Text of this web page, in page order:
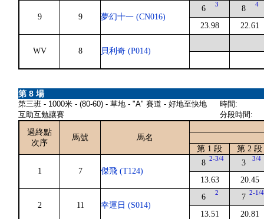
9 9 夢幻十一 (CN016)
6 3
23.98
8 4
22.61
WV 8 貝利奇 (P014)
第 8 場
第三班 - 1000米 - (80-60) - 草地 - "A" 賽道 - 好地至快地
互助互勉讓賽
時間:
分段時間:
過終點
次序
馬號
馬名
第 1 段
第 2 段
1 7 傑飛 (T124)
8 2-3/4
13.63
3 3/4
20.45
2 11 幸運日 (S014)
6 2
13.51
7 2-1/4
20.81